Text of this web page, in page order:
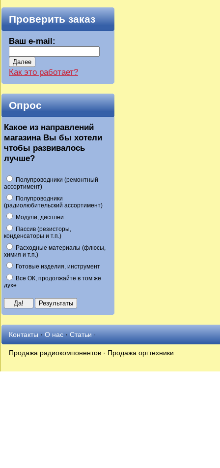
Проверить заказ
Ваш e-mail:
Далее
Как это работает?
Опрос
Какое из направлений
магазина Вы бы хотели
чтобы развивалось
лучше?
Полупроводники (ремонтный
ассортимент)
Полупроводники
(радиолюбительский ассортимент)
Модули, дисплеи
Пассив (резисторы,
конденсаторы и т.п.)
Расходные материалы (флюсы,
химия и т.п.)
Готовые изделия, инструмент
Все ОК, продолжайте в том же
духе
Контакты·О нас·Статьи·
Продажа радиокомпонентов · Продажа оргтехники